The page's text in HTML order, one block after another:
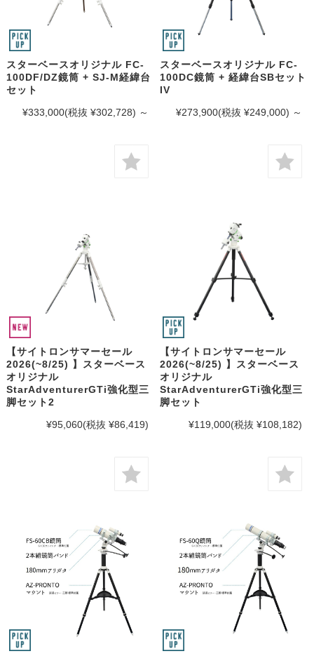
スターベースオリジナル FC-
100DF/DZ鏡筒 + SJ-M経緯台
セット
¥333,000(税抜 ¥302,728) ～
スターベースオリジナル FC-
100DC鏡筒 + 経緯台SBセット
IV
¥273,900(税抜 ¥249,000) ～
【サイトロンサマーセール
2026(~8/25) 】スターベース
オリジナル
StarAdventurerGTi強化型三
脚セット2
¥95,060(税抜 ¥86,419)
【サイトロンサマーセール
2026(~8/25) 】スターベース
オリジナル
StarAdventurerGTi強化型三
脚セット
¥119,000(税抜 ¥108,182)